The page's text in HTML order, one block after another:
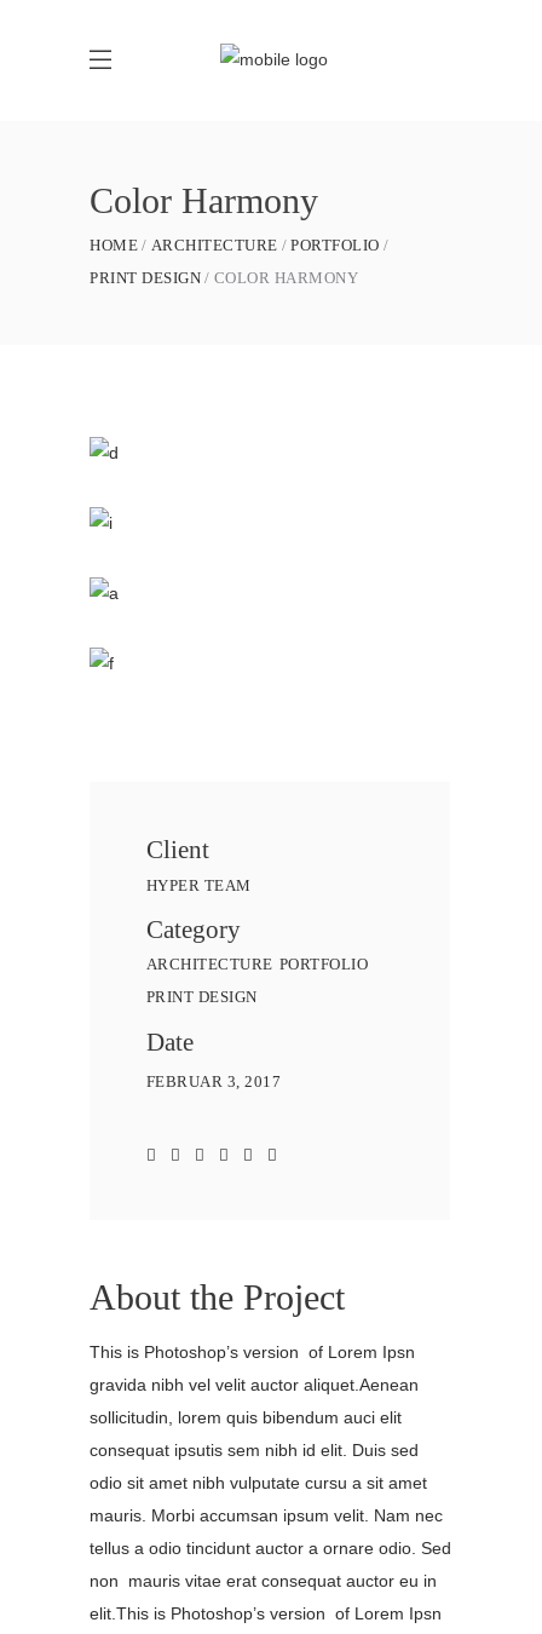
Color Harmony
HOME ARCHITECTURE
PORTFOLIO
PRINT DESIGN
COLOR HARMONY
Client
HYPER TEAM
Category
ARCHITECTURE PORTFOLIO
PRINT DESIGN
Date
FEBRUAR 3, 2017
About the Project
This is Photoshop’s version of Lorem Ipsn
gravida nibh vel velit auctor aliquet.Aenean
sollicitudin, lorem quis bibendum auci elit
consequat ipsutis sem nibh id elit. Duis sed
odio sit amet nibh vulputate cursu a sit amet
mauris. Morbi accumsan ipsum velit. Nam nec
tellus a odio tincidunt auctor a ornare odio. Sed
non mauris vitae erat consequat auctor eu in
elit.This is Photoshop’s version of Lorem Ipsn